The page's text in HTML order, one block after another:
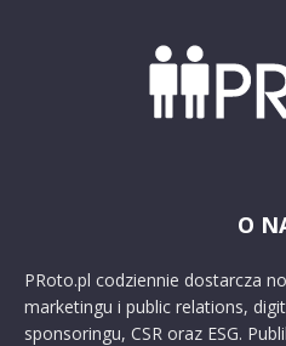
O
PRoto.pl codziennie dostarcza
marketingu i public relations,
sponsoringu, CSR oraz ESG.